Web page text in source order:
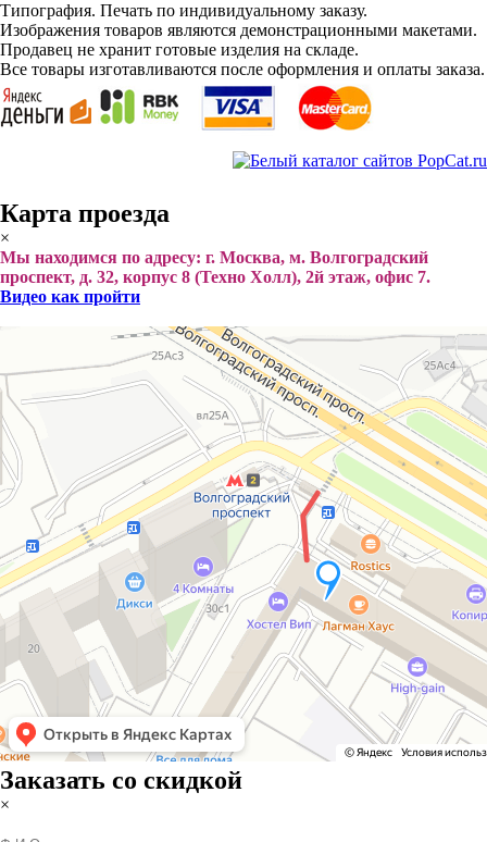
Типография. Печать по индивидуальному заказу.
Изображения товаров являются демонстрационными макетами.
Продавец не хранит готовые изделия на складе.
Все товары изготавливаются после оформления и оплаты заказа.
Карта проезда
×
Мы находимся по адресу: г. Москва, м. Волгоградский
проспект, д. 32, корпус 8 (Техно Холл), 2й этаж, офис 7.
Видео как пройти
Заказать со скидкой
×